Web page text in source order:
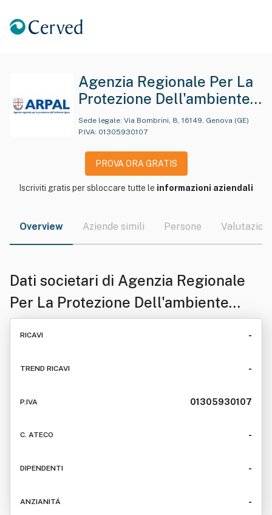
Agenzia Regionale Per La
Protezione Dell'ambiente
Ligure - Dipartimento
Laboratorio Regionale
Sede legale: Via Bombrini, 8, 16149, Genova (GE)
P.IVA: 01305930107
PROVA ORA GRATIS
Iscriviti gratis per sbloccare tutte le informazioni aziendali
Overview Aziende simili Persone Valutazioni
Dati societari di Agenzia Regionale
Per La Protezione Dell'ambiente
Ligure - Dipartimento Laboratorio
RICAVI -
TREND RICAVI -
P.IVA 01305930107
C. ATECO -
DIPENDENTI -
ANZIANITÁ -